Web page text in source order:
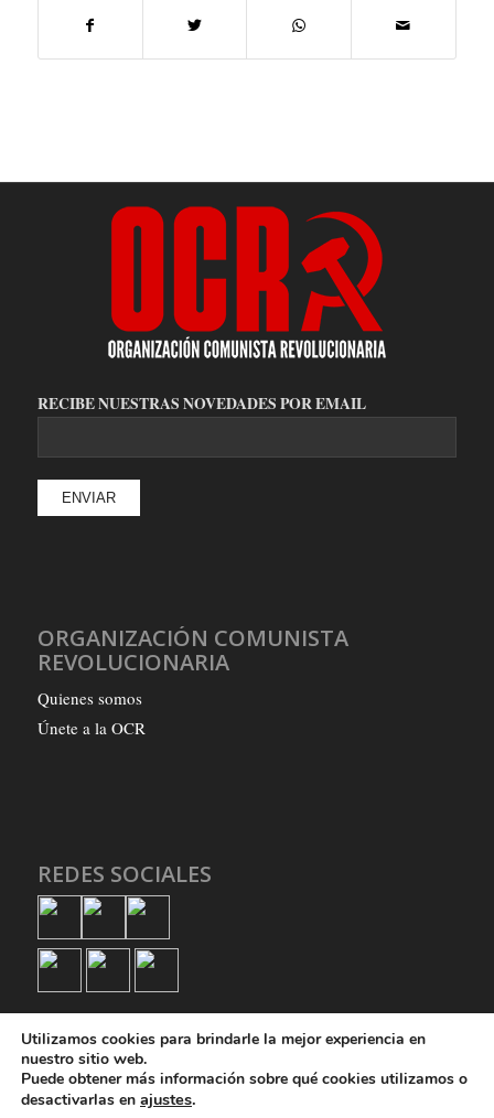
RECIBE NUESTRAS NOVEDADES POR EMAIL
ORGANIZACIÓN COMUNISTA
REVOLUCIONARIA
Quienes somos
Únete a la OCR
REDES SOCIALES
Utilizamos cookies para brindarle la mejor experiencia en
nuestro sitio web.
Puede obtener más información sobre qué cookies utilizamos o
desactivarlas en ajustes.